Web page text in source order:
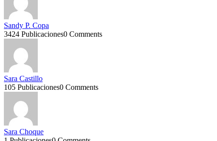
Sandy P. Copa
3424 Publicaciones0 Comments
Sara Castillo
105 Publicaciones0 Comments
Sara Choque